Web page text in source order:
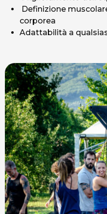
Definizione
corporea
Adattabilità a